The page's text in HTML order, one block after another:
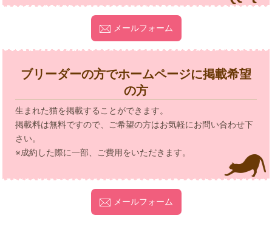
メールフォーム
ブリーダーの方でホームページに掲載希望
の方
生まれた猫を掲載することができます。
掲載料は無料ですので、ご希望の方はお気軽にお問い合わせ下
さい。
※成約した際に一部、ご費用をいただきます。
メールフォーム